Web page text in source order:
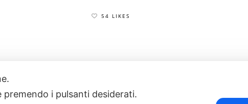
54 LIKES
i pulsanti desiderati.